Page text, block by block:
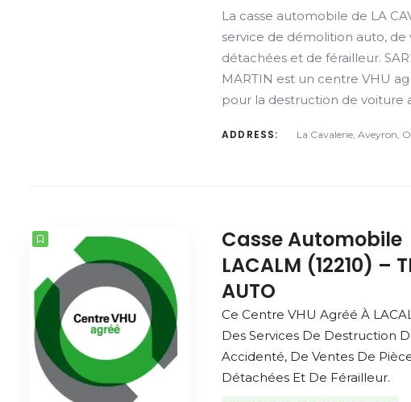
La casse automobile de LA
service de démolition auto,
détachées et de férailleur.
MARTIN est un centre VHU
pour la destruction de voiture
ADDRESS: La Cavalerie, Aveyron,
Casse Automobile
LACALM (12210) –
AUTO
Ce Centre VHU Agréé À
Des Services De Destruction
Accidenté, De Ventes De
Détachées Et De Férailleur.